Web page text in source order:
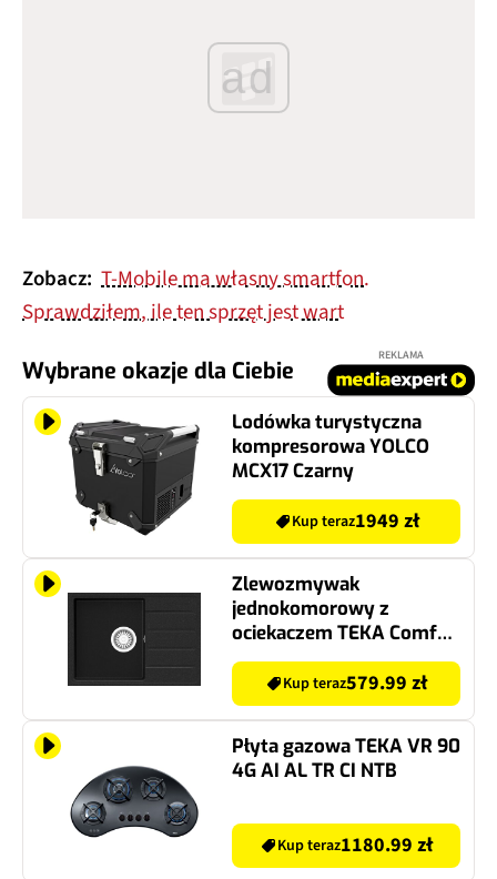
ad
Zobacz: T-Mobile ma własny smartfon.
Sprawdziłem, ile ten sprzęt jest wart
Wybrane okazje dla Ciebie
REKLAMA
Lodówka turystyczna
kompresorowa YOLCO
MCX17 Czarny
Kup teraz1949 zł
Zlewozmywak
jednokomorowy z
ociekaczem TEKA Comfor
45 S-TQ 115350000 Onyx
44x62Kup teraz579.99 zł
Płyta gazowa TEKA VR 90
4G AI AL TR CI NTB
Kup teraz1180.99 zł